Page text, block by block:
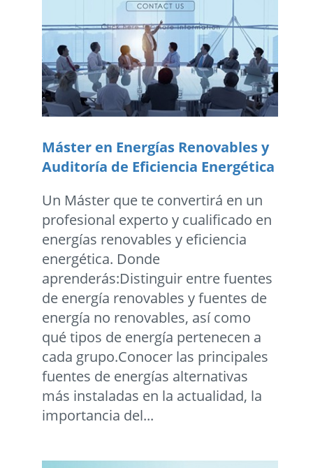
Máster en Energías Renovables y
Auditoría de Eficiencia Energética
Un Máster que te convertirá en un
profesional experto y cualificado en
energías renovables y eficiencia
energética. Donde
aprenderás:Distinguir entre fuentes
de energía renovables y fuentes de
energía no renovables, así como
qué tipos de energía pertenecen a
cada grupo.Conocer las principales
fuentes de energías alternativas
más instaladas en la actualidad, la
importancia del...